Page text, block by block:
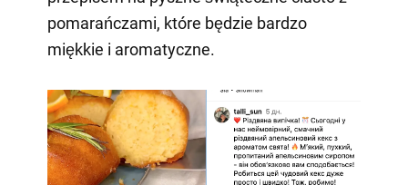
pomarańczami, które będzie bardzo
miękkie i aromatyczne.